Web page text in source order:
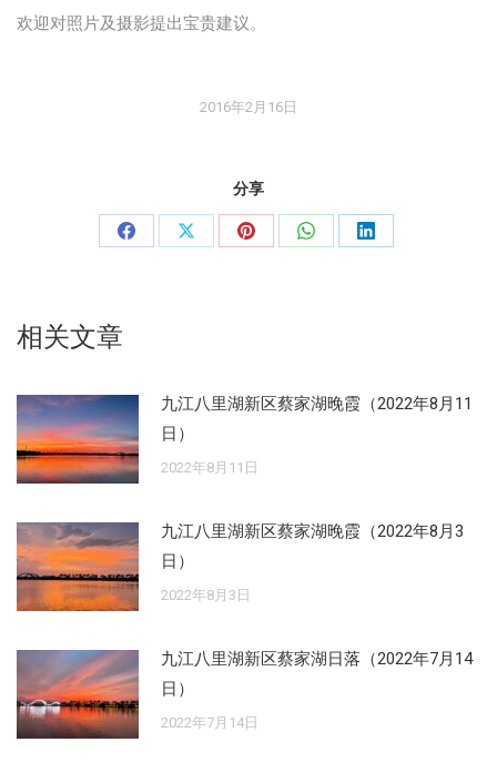
欢迎对照片及摄影提出宝贵建议。
2016年2月16日
分享
分
分
分
分
分
相关文章
九江八里湖新区蔡家湖晚霞（2022年8月11
日）
2022年8月11日
九江八里湖新区蔡家湖晚霞（2022年8月3
日）
2022年8月3日
九江八里湖新区蔡家湖日落（2022年7月14
日）
2022年7月14日